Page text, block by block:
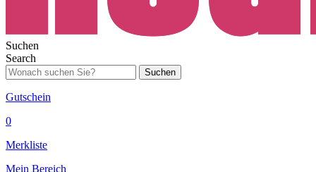
Suchen
Search
Suchen
Gutschein
0
Merkliste
Mein Bereich